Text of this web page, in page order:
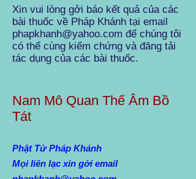
Xin vui lòng gởi báo kết quả của các
bài thuốc về Pháp Khánh tại email
phapkhanh@yahoo.com để chúng tôi
có thể cùng kiểm chứng và đăng tải
tác dụng của các bài thuốc.
Nam Mô Quan Thế Âm Bồ
Tát
Phật Tử Pháp Khánh
Mọi liên lạc xin gởi email